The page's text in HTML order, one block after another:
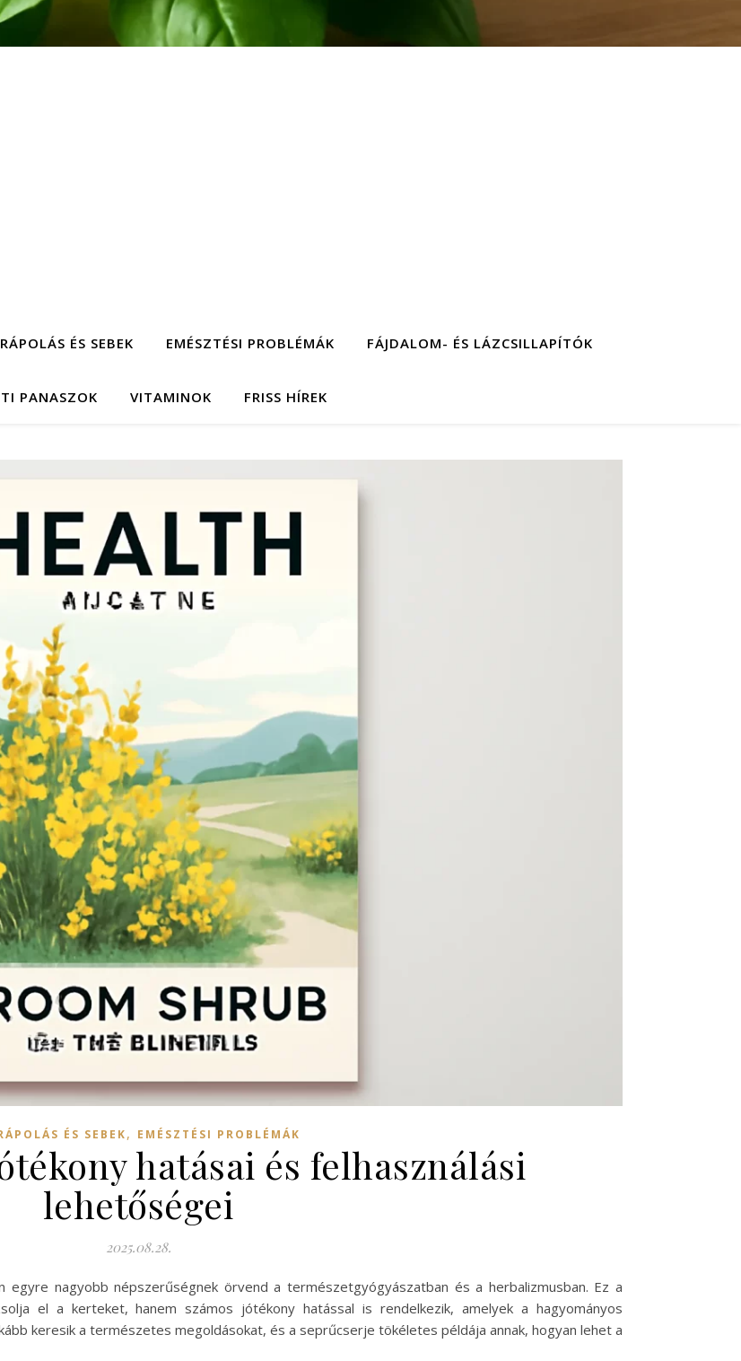
ÉS SEBEK EMÉSZTÉSI PROBLÉMÁK FÁJDALOM- ÉS LÁZCSILLAPÍTÓK
PANASZOK VITAMINOK FRISS HÍREK
ÉS SEBEK, EMÉSZTÉSI PROBLÉMÁK
hatásai és felhasználási
lehetőségei
2025.08.28.
nagyobb népszerűségnek örvend a természetgyógyászatban és a herbalizmusban. Ez a
el a kerteket, hanem számos jótékony hatással is rendelkezik, amelyek a hagyományos
keresik a természetes megoldásokat, és a seprűcserje tökéletes példája annak, hogyan lehet a